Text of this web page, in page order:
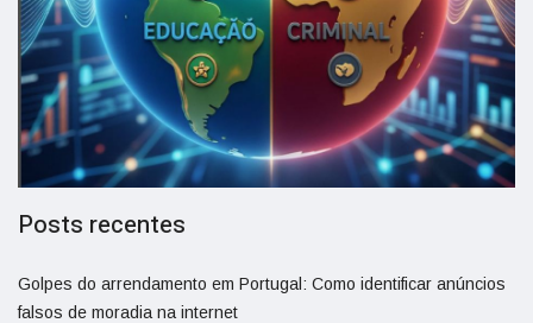
Posts recentes
Golpes do arrendamento em Portugal: Como identificar anúncios
falsos de moradia na internet